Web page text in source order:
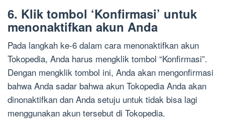
6. Klik tombol ‘Konfirmasi’ untuk
menonaktifkan akun Anda
Pada langkah ke-6 dalam cara menonaktifkan akun
Tokopedia, Anda harus mengklik tombol “Konfirmasi”.
Dengan mengklik tombol ini, Anda akan mengonfirmasi
bahwa Anda sadar bahwa akun Tokopedia Anda akan
dinonaktifkan dan Anda setuju untuk tidak bisa lagi
menggunakan akun tersebut di Tokopedia.